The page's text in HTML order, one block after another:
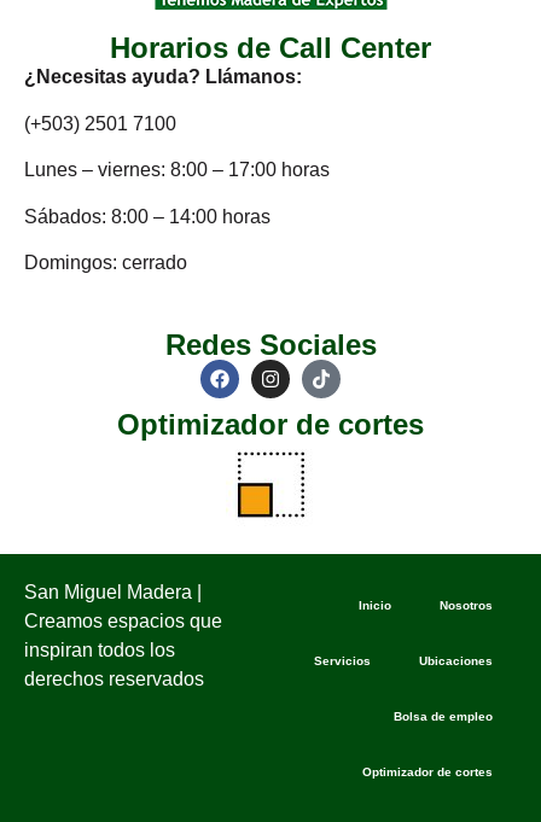
Horarios de Call Center
¿Necesitas ayuda? Llámanos:
(+503) 2501 7100
Lunes – viernes: 8:00 – 17:00 horas
Sábados: 8:00 – 14:00 horas
Domingos: cerrado
Redes Sociales
Optimizador de cortes
San Miguel Madera |
Creamos espacios que
inspiran todos los
derechos reservados
Inicio Nosotros
Servicios Ubicaciones
Bolsa de empleo
Optimizador de cortes